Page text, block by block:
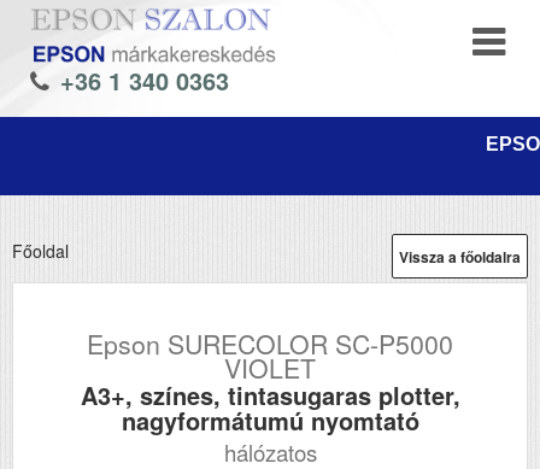
+36 1 340 0363
Vissza a főoldalra
Főoldal
Epson SURECOLOR SC-P5000
VIOLET
A3+, színes, tintasugaras plotter,
nagyformátumú nyomtató
hálózatos